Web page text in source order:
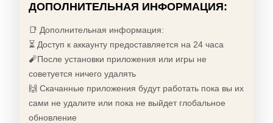
ДОПОЛНИТЕЛЬНАЯ ИНФОРМАЦИЯ:
📑 Дополнительная информация:
⏳ Доступ к аккаунту предоставляется на 24 часа
🧨После установки приложения или игры не
советуется ничего удалять
🙌 Скачанные приложения будут работать пока вы их
сами не удалите или пока не выйдет глобальное
обновление